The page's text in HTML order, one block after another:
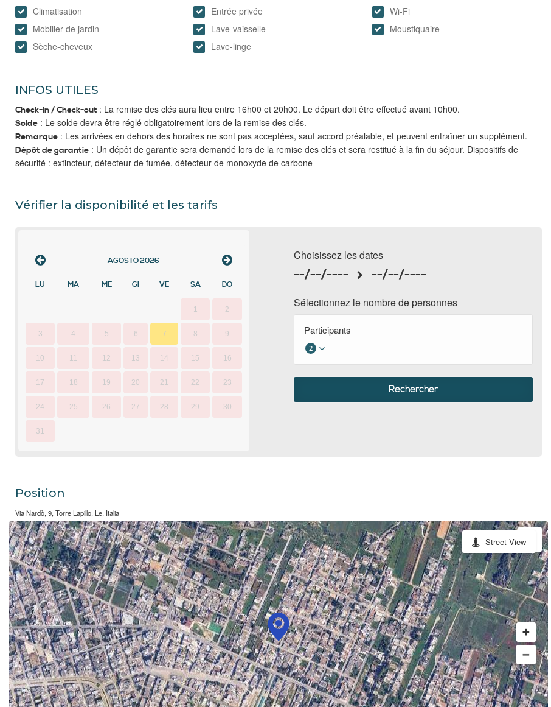
Climatisation
Mobilier de jardin
Sèche-cheveux
Entrée privée
Lave-vaisselle
Lave-linge
Wi-Fi
Moustiquaire
INFOS UTILES
Check-in / Check-out : La remise des clés aura lieu entre 16h00 et 20h00. Le départ doit être effectué avant 10h00.
Solde : Le solde devra être réglé obligatoirement lors de la remise des clés.
Remarque : Les arrivées en dehors des horaires ne sont pas acceptées, sauf accord préalable, et peuvent entraîner un supplément.
Dépôt de garantie : Un dépôt de garantie sera demandé lors de la remise des clés et sera restitué à la fin du séjour. Dispositifs de
sécurité : extincteur, détecteur de fumée, détecteur de monoxyde de carbone
Vérifier la disponibilité et les tarifs
AGOSTO2026
LU MA ME GI VE SA DO
1 2
3 4 5 6 7 8 9
10 11 12 13 14 15 16
17 18 19 20 21 22 23
24 25 26 27 28 29 30
31
Choisissez les dates
--/--/---- --/--/----
Sélectionnez le nombre de personnes
Participants
2
Rechercher
Position
Via Nardò, 9, Torre Lapillo, Le, Italia
Street View